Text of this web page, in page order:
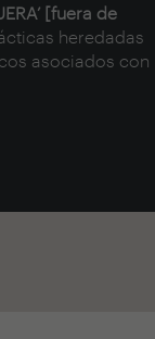
[fuera de
heredadas
asociados con